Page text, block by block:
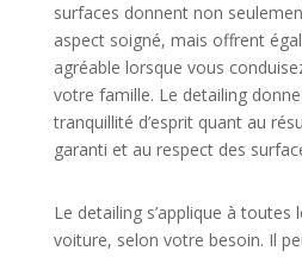
surfaces donnent non
aspect soigné, mais offrent
agréable lorsque vous
votre famille. Le detailing
tranquillité d’esprit quant au
garanti et au respect des
Le detailing s’applique à toutes
voiture, selon votre besoin. Il